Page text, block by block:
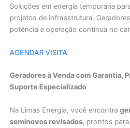
Soluções em energia temporária
projetos de infraestrutura.
potência e operação contínua no
AGENDAR VISITA
Geradores à Venda com Garantia,
Suporte Especializado
Na Limas Energia, você encontra
seminovos revisados, prontos